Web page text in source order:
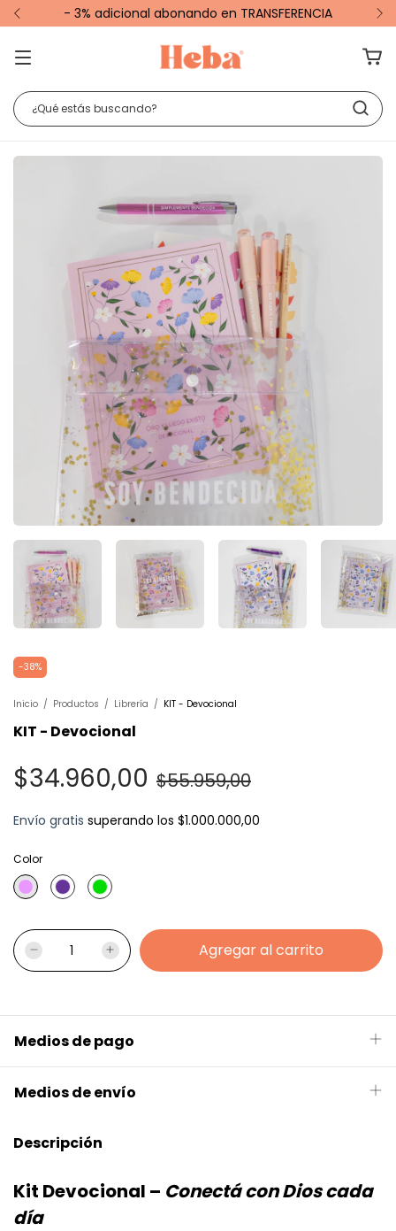
- 3% adicional abonando en TRANSFERENCIA
-38%
Inicio / Productos / Librería / KIT - Devocional
KIT - Devocional
$34.960,00 $55.959,00
Envío gratis superando los $1.000.000,00
Color
Medios de pago
Medios de envío
Descripción
Kit Devocional – Conectá con Dios cada
día